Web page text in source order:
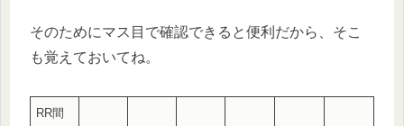
そのためにマス目で確認できると便利だから、そこ
も覚えておいてね。
RR間